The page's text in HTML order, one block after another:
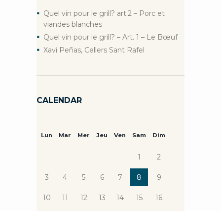
Quel vin pour le grill? art.2 – Porc et
viandes blanches
Quel vin pour le grill? – Art. 1 – Le Bœuf
Xavi Peñas, Cellers Sant Rafel
CALENDAR
Lun Mar Mer Jeu Ven Sam Dim
1 2
3 4 5 6 7 8 9
10 11 12 13 14 15 16